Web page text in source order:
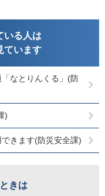
いる人は
ています
なとりんくる」(防
)
きます(防災安全課)
きは